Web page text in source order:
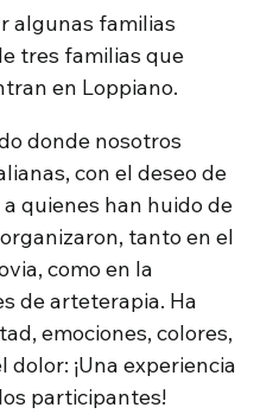
algunas familias
tres familias que
en Loppiano.
donde nosotros
con el deseo de
quienes han huido de
tanto en el
como en la
de arteterapia. Ha
emociones, colores,
¡Una experiencia
participantes!